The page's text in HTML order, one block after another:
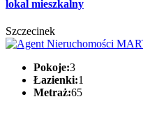
lokal mieszkalny
Szczecinek
Pokoje:3
Łazienki:1
Metraż:65